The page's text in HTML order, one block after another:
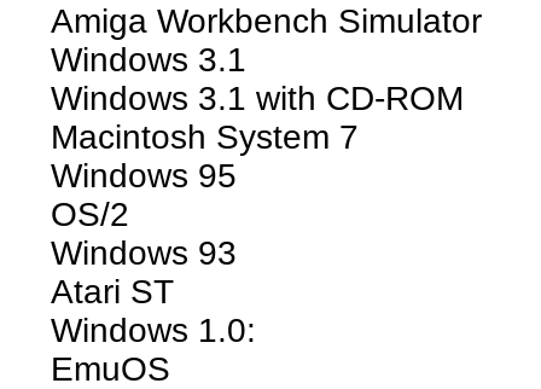
Amiga Workbench Simulator
Windows 3.1
Windows 3.1 with CD-ROM
Macintosh System 7
Windows 95
OS/2
Windows 93
Atari ST
Windows 1.0:
EmuOS